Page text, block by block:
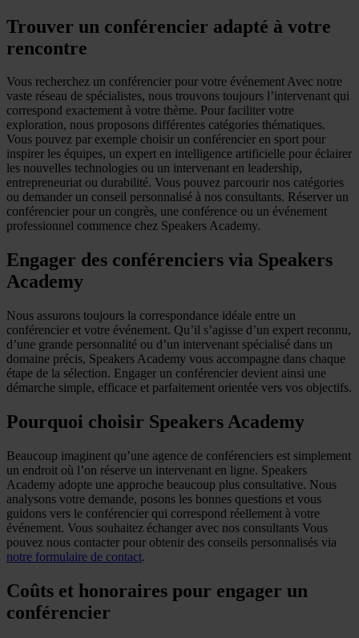
Trouver un conférencier adapté à votre
rencontre
Vous recherchez un conférencier pour votre événement Avec notre
vaste réseau de spécialistes, nous trouvons toujours l’intervenant qui
correspond exactement à votre thème. Pour faciliter votre
exploration, nous proposons différentes catégories thématiques.
Vous pouvez par exemple choisir un conférencier en sport pour
inspirer les équipes, un expert en intelligence artificielle pour éclairer
les nouvelles technologies ou un intervenant en leadership,
entrepreneuriat ou durabilité. Vous pouvez parcourir nos catégories
ou demander un conseil personnalisé à nos consultants. Réserver un
conférencier pour un congrès, une conférence ou un événement
professionnel commence chez Speakers Academy.
Engager des conférenciers via Speakers
Academy
Nous assurons toujours la correspondance idéale entre un
conférencier et votre événement. Qu’il s’agisse d’un expert reconnu,
d’une grande personnalité ou d’un intervenant spécialisé dans un
domaine précis, Speakers Academy vous accompagne dans chaque
étape de la sélection. Engager un conférencier devient ainsi une
démarche simple, efficace et parfaitement orientée vers vos objectifs.
Pourquoi choisir Speakers Academy
Beaucoup imaginent qu’une agence de conférenciers est simplement
un endroit où l’on réserve un intervenant en ligne. Speakers
Academy adopte une approche beaucoup plus consultative. Nous
analysons votre demande, posons les bonnes questions et vous
guidons vers le conférencier qui correspond réellement à votre
événement. Vous souhaitez échanger avec nos consultants Vous
pouvez nous contacter pour obtenir des conseils personnalisés via
notre formulaire de contact.
Coûts et honoraires pour engager un
conférencier